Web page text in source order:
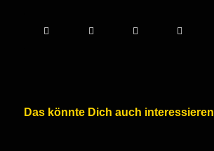
Das könnte Dich auch interessieren